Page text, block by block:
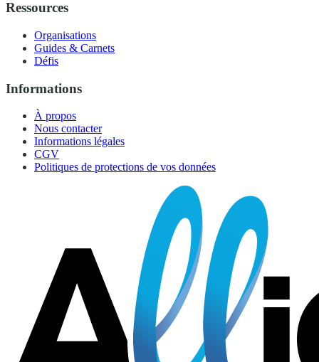
Ressources
Organisations
Guides & Carnets
Défis
Informations
À propos
Nous contacter
Informations légales
CGV
Politiques de protections de vos données